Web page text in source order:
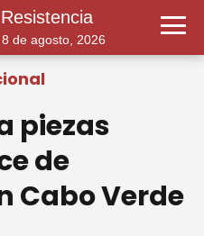
Resistencia
de agosto, 2026
piezas
de
Cabo Verde